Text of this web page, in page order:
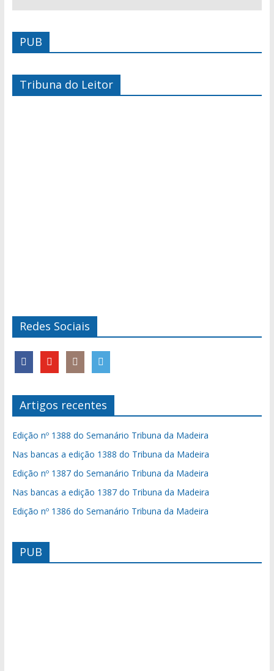
PUB
Tribuna do Leitor
Redes Sociais
Artigos recentes
Edição nº 1388 do Semanário Tribuna da Madeira
Nas bancas a edição 1388 do Tribuna da Madeira
Edição nº 1387 do Semanário Tribuna da Madeira
Nas bancas a edição 1387 do Tribuna da Madeira
Edição nº 1386 do Semanário Tribuna da Madeira
PUB